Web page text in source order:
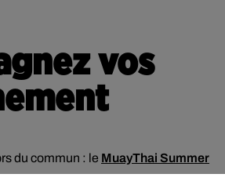
vos
du commun : le MuayThai Summer